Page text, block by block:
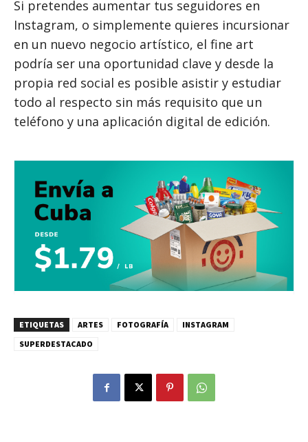
Si pretendes aumentar tus seguidores en
Instagram, o simplemente quieres incursionar
en un nuevo negocio artístico, el fine art
podría ser una oportunidad clave y desde la
propia red social es posible asistir y estudiar
todo al respecto sin más requisito que un
teléfono y una aplicación digital de edición.
ETIQUETAS ARTES FOTOGRAFÍA
INSTAGRAM
SUPERDESTACADO